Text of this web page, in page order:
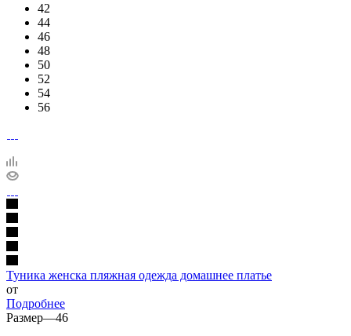
42
44
46
48
50
52
54
56
Туника женска пляжная одежда домашнее платье
от
Подробнее
Размер—46